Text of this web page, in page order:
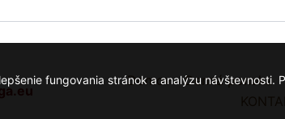
Domov Denná ponuka
fungovania stránok a analýzu